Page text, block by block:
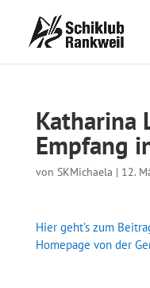
Katharina
Empfang
von SKMichaela | 12.
Hier geht’s zum
Homepage von der